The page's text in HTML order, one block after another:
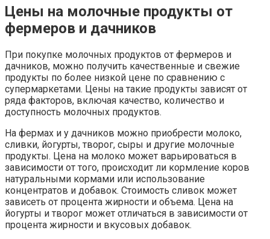
Цены на молочные продукты от
фермеров и дачников
При покупке молочных продуктов от фермеров и
дачников, можно получить качественные и свежие
продукты по более низкой цене по сравнению с
супермаркетами. Цены на такие продукты зависят от
ряда факторов, включая качество, количество и
доступность молочных продуктов.
На фермах и у дачников можно приобрести молоко,
сливки, йогурты, творог, сыры и другие молочные
продукты. Цена на молоко может варьироваться в
зависимости от того, происходит ли кормление коров
натуральными кормами или использование
концентратов и добавок. Стоимость сливок может
зависеть от процента жирности и объема. Цена на
йогурты и творог может отличаться в зависимости от
процента жирности и вкусовых добавок.